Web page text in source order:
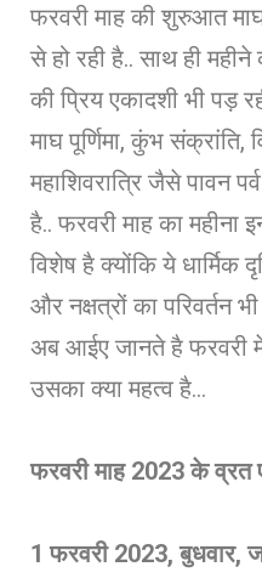
फरवरी माह की शुरुआत
से हो रही है.. साथ ही
की प्रिय एकादशी भी पड़
माघ पूर्णिमा, कुंभ
महाशिवरात्रि जैसे पावन
है.. फरवरी माह का महीना
विशेष है क्योंकि ये धार्मिक
और नक्षत्रों का परिवर्तन
अब आईए जानते है फरवरी
उसका क्या महत्व है…
फरवरी माह 2023 के व्रत
1 फरवरी 2023, बुधवार,